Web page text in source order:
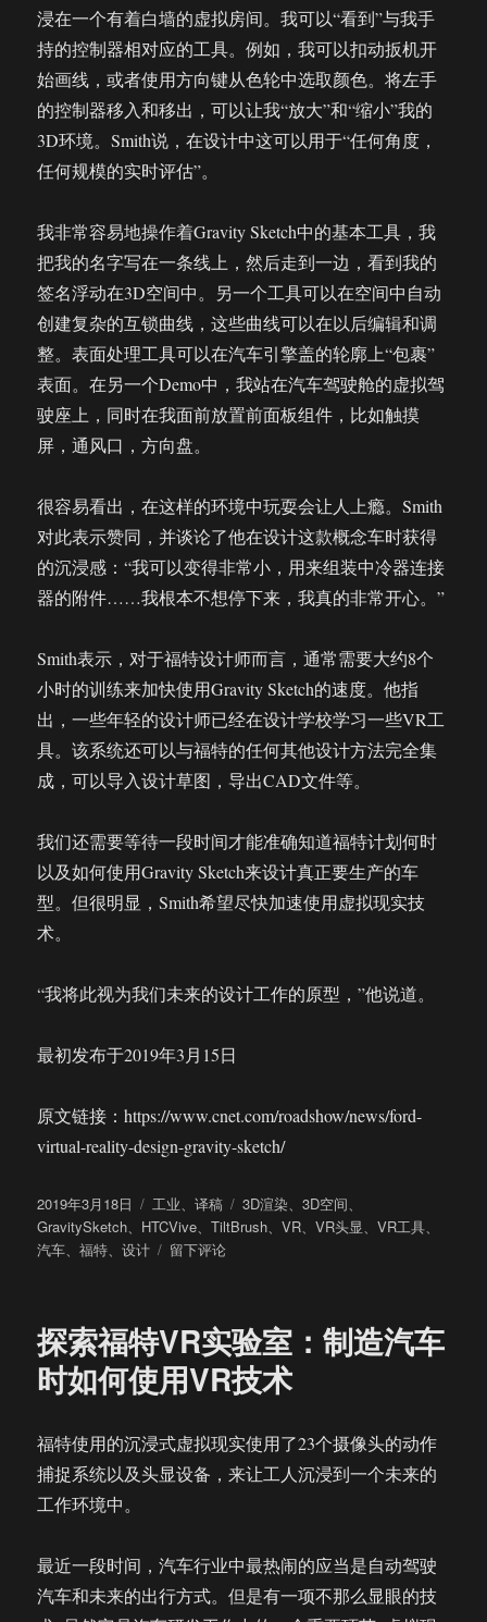
浸在一个有着白墙的虚拟房间。我可以“看到”与我手
持的控制器相对应的工具。例如，我可以扣动扳机开
始画线，或者使用方向键从色轮中选取颜色。将左手
的控制器移入和移出，可以让我“放大”和“缩小”我的
3D环境。Smith说，在设计中这可以用于“任何角度，
任何规模的实时评估”。
我非常容易地操作着Gravity Sketch中的基本工具，我
把我的名字写在一条线上，然后走到一边，看到我的
签名浮动在3D空间中。另一个工具可以在空间中自动
创建复杂的互锁曲线，这些曲线可以在以后编辑和调
整。表面处理工具可以在汽车引擎盖的轮廓上“包裹”
表面。在另一个Demo中，我站在汽车驾驶舱的虚拟驾
驶座上，同时在我面前放置前面板组件，比如触摸
屏，通风口，方向盘。
很容易看出，在这样的环境中玩耍会让人上瘾。Smith
对此表示赞同，并谈论了他在设计这款概念车时获得
的沉浸感：“我可以变得非常小，用来组装中冷器连接
器的附件……我根本不想停下来，我真的非常开心。”
Smith表示，对于福特设计师而言，通常需要大约8个
小时的训练来加快使用Gravity Sketch的速度。他指
出，一些年轻的设计师已经在设计学校学习一些VR工
具。该系统还可以与福特的任何其他设计方法完全集
成，可以导入设计草图，导出CAD文件等。
我们还需要等待一段时间才能准确知道福特计划何时
以及如何使用Gravity Sketch来设计真正要生产的车
型。但很明显，Smith希望尽快加速使用虚拟现实技
术。
“我将此视为我们未来的设计工作的原型，”他说道。
最初发布于2019年3月15日
原文链接：https://www.cnet.com/roadshow/news/ford-
virtual-reality-design-gravity-sketch/
发
布
于
2019年3月18日
分
类
工业、译稿
标
签
3D渲染、3D空间、
GravitySketch、 HTCVive、TiltBrush、VR、VR头显、VR工具、
汽车、福特、设计
于
瘾”
的
新
验
福
特
计
师
用
留下评论
探索福特VR实验室：制造汽车
时如何使用VR技术
福特使用的沉浸式虚拟现实使用了23个摄像头的动作
捕捉系统以及头显设备，来让工人沉浸到一个未来的
工作环境中。
最近一段时间，汽车行业中最热闹的应当是自动驾驶
汽车和未来的出行方式。但是有一项不那么显眼的技